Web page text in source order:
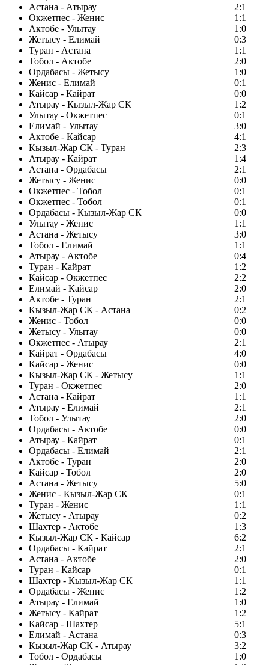
Астана - Атырау
2:1
Окжетпес - Женис
1:1
Актобе - Улытау
1:0
Жетысу - Елимай
0:3
Туран - Астана
1:1
Тобол - Актобе
2:0
Ордабасы - Жетысу
1:0
Женис - Елимай
0:1
Кайсар - Кайрат
0:0
Атырау - Кызыл-Жар СК
1:2
Улытау - Окжетпес
0:1
Елимай - Улытау
3:0
Актобе - Кайсар
4:1
Кызыл-Жар СК - Туран
2:3
Атырау - Кайрат
1:4
Астана - Ордабасы
2:1
Жетысу - Женис
0:0
Окжетпес - Тобол
0:1
Окжетпес - Тобол
0:1
Ордабасы - Кызыл-Жар СК
0:0
Улытау - Женис
1:1
Астана - Жетысу
3:0
Тобол - Елимай
1:1
Атырау - Актобе
0:4
Туран - Кайрат
1:2
Кайсар - Окжетпес
2:2
Елимай - Кайсар
2:0
Актобе - Туран
2:1
Кызыл-Жар СК - Астана
0:2
Женис - Тобол
0:0
Жетысу - Улытау
0:0
Окжетпес - Атырау
2:1
Кайрат - Ордабасы
4:0
Кайсар - Женис
0:0
Кызыл-Жар СК - Жетысу
1:1
Туран - Окжетпес
2:0
Астана - Кайрат
1:1
Атырау - Елимай
2:1
Тобол - Улытау
2:0
Ордабасы - Актобе
0:0
Атырау - Кайрат
0:1
Ордабасы - Елимай
2:1
Актобе - Туран
2:0
Кайсар - Тобол
2:0
Астана - Жетысу
5:0
Женис - Кызыл-Жар СК
0:1
Туран - Женис
1:1
Жетысу - Атырау
0:2
Шахтер - Актобе
1:3
Кызыл-Жар СК - Кайсар
6:2
Ордабасы - Кайрат
2:1
Астана - Актобе
2:0
Туран - Кайсар
0:1
Шахтер - Кызыл-Жар СК
1:1
Ордабасы - Женис
1:2
Атырау - Елимай
1:0
Жетысу - Кайрат
1:2
Кайсар - Шахтер
5:1
Елимай - Астана
0:3
Кызыл-Жар СК - Атырау
3:2
Тобол - Ордабасы
1:0